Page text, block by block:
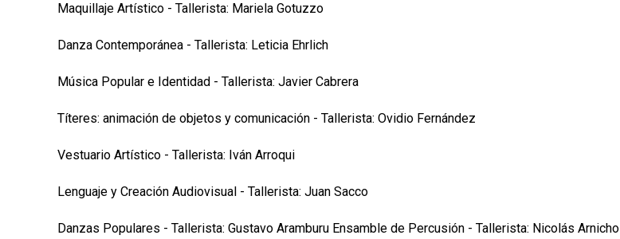
Maquillaje Artístico - Tallerista: Mariela Gotuzzo
Danza Contemporánea - Tallerista: Leticia Ehrlich
Música Popular e Identidad - Tallerista: Javier Cabrera
Títeres: animación de objetos y comunicación - Tallerista: Ovidio Fernández
Vestuario Artístico - Tallerista: Iván Arroqui
Lenguaje y Creación Audiovisual - Tallerista: Juan Sacco
Danzas Populares - Tallerista: Gustavo Aramburu Ensamble de Percusión - Tallerista: Nicolás Arnicho